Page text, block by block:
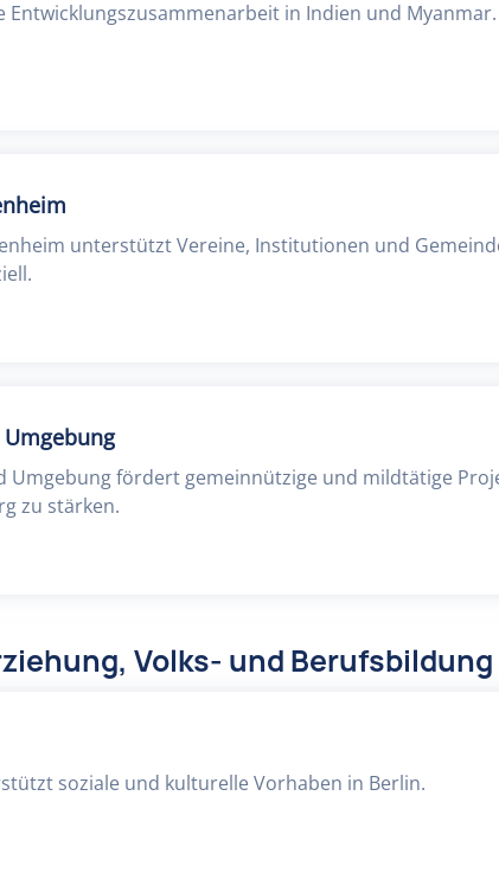
Entwicklungszusammenarbeit in Indien und Myanmar.
unterstützt Vereine, Institutionen und
Umgebung fördert gemeinnützige und mildtätige
zu stärken.
Volks- und Berufsbildung
soziale und kulturelle Vorhaben in Berlin.